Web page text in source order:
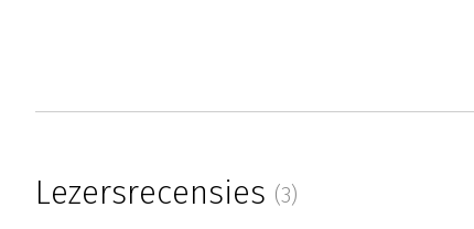
Lezersrecensies (3)